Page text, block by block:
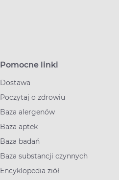
Pomocne linki
Dostawa
Poczytaj o zdrowiu
Baza alergenów
Baza aptek
Baza badań
Baza substancji czynnych
Encyklopedia ziół